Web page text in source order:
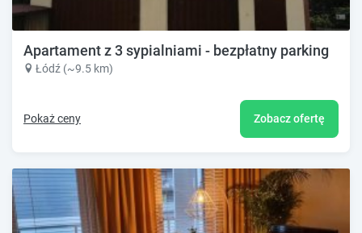
Apartament z 3 sypialniami - bezpłatny parking
Łódź (~9.5 km)
Pokaż ceny Zobacz ofertę